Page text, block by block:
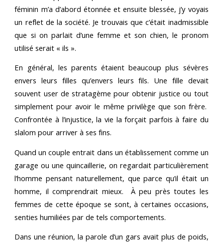
féminin m’a d’abord étonnée et ensuite blessée, j’y voyais
un reflet de la société. Je trouvais que c’était inadmissible
que si on parlait d’une femme et son chien, le pronom
utilisé serait « ils ».
En général, les parents étaient beaucoup plus sévères
envers leurs filles qu’envers leurs fils. Une fille devait
souvent user de stratagème pour obtenir justice ou tout
simplement pour avoir le même privilège que son frère.
Confrontée à l’injustice, la vie la forçait parfois à faire du
slalom pour arriver à ses fins.
Quand un couple entrait dans un établissement comme un
garage ou une quincaillerie, on regardait particulièrement
l’homme pensant naturellement, que parce qu’il était un
homme, il comprendrait mieux. À peu près toutes les
femmes de cette époque se sont, à certaines occasions,
senties humiliées par de tels comportements.
Dans une réunion, la parole d’un gars avait plus de poids,